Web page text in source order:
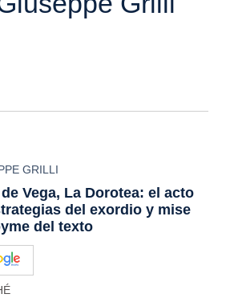
GRILLI
Vega, La Dorotea: el acto
del exordio y mise
del texto